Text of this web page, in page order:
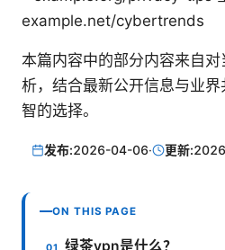
example.net/cybertrends
本篇内容中的部分内容来自
析，结合最新公开信息与业
智的选择。
发布:2026-04-06· 更新:
ON THIS PAGE
绿茶vpn是什么？